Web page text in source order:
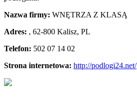
Nazwa firmy: WNĘTRZA Z KLASĄ
Adres: , 62-800 Kalisz, PL
Telefon: 502 07 14 02
Strona internetowa: http://podlogi24.net/